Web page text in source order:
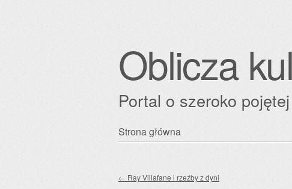
Oblicza
Portal o szeroko
Przejdź
Strona główna
← Ray Villafane i rzeźby z dyni